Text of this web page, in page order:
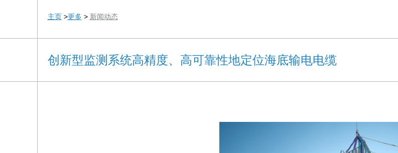
主页>更多 > 新闻动态
创新型监测系统高精度、高可靠性地定位海底输电电缆